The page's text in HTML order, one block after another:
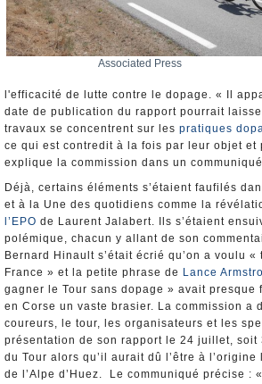
Associated Press
l'efficacité de lutte contre le dopage. « Il
date de publication du rapport pourrait
travaux se concentrent sur les pratiques
ce qui est contredit à la fois par leur objet et
explique la commission dans un
Déjà, certains éléments s’étaient faufilés
et à la Une des quotidiens comme la
l’EPO de Laurent Jalabert. Ils s’étaient
polémique, chacun y allant de son
Bernard Hinault s’était écrié qu’on a voulu «
France » et la petite phrase de Lance
gagner le Tour sans dopage » avait presque
en Corse un vaste brasier. La commission a
coureurs, le tour, les organisateurs et les
présentation de son rapport le 24 juillet, soit
du Tour alors qu’il aurait dû l’être à l’origine
de l’Alpe d’Huez. Le communiqué précise :